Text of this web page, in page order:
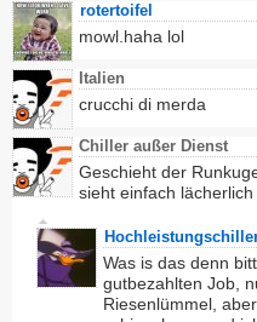
rotertoifel
mowl.haha lol
Italien
crucchi di merda
Chiller außer Dienst
Geschieht der
sieht einfach
Was is das denn
gutbezahlten Job,
Riesenlümmel,